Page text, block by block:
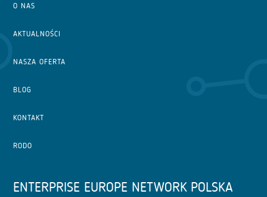
O NAS
AKTUALNOŚCI
NASZA OFERTA
BLOG
KONTAKT
RODO
ENTERPRISE EUROPE NETWORK POLSKA